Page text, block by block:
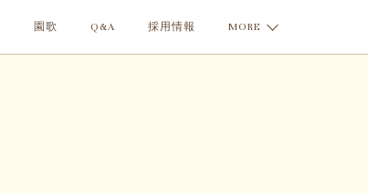
園歌 Q&A 採用情報 MORE